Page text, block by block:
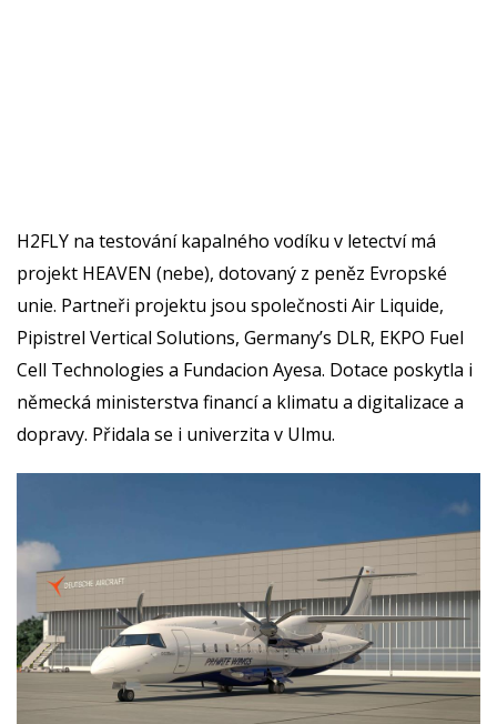
H2FLY na testování kapalného vodíku v letectví má
projekt HEAVEN (nebe), dotovaný z peněz Evropské
unie. Partneři projektu jsou společnosti Air Liquide,
Pipistrel Vertical Solutions, Germany’s DLR, EKPO Fuel
Cell Technologies a Fundacion Ayesa. Dotace poskytla i
německá ministerstva financí a klimatu a digitalizace a
dopravy. Přidala se i univerzita v Ulmu.